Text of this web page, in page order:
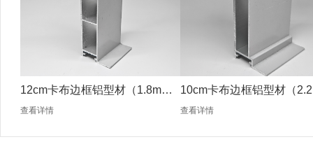
12cm卡布边框铝型材（1.8mm
银色）
查看详情
10cm卡布边框铝型材（
银色）
查看详情